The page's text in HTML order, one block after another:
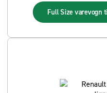
Full Size varevogn